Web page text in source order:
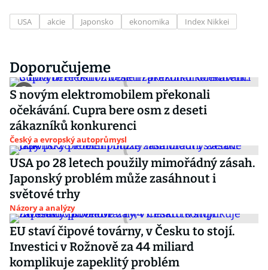
USA akcie Japonsko ekonomika Index Nikkei
Doporučujeme
S novým elektromobilem překonali
očekávání. Cupra bere osm z deseti
zákazníků konkurenci
Český a evropský autoprůmysl
USA po 28 letech použily mimořádný zásah.
Japonský problém může zasáhnout i
světové trhy
Názory a analýzy
EU staví čipové továrny, v Česku to stojí.
Investici v Rožnově za 44 miliard
komplikuje zapeklitý problém